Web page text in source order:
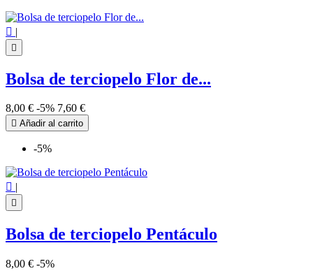
 |

Bolsa de terciopelo Flor de...
8,00 € -5% 7,60 €
 Añadir al carrito
-5%
 |

Bolsa de terciopelo Pentáculo
8,00 € -5%